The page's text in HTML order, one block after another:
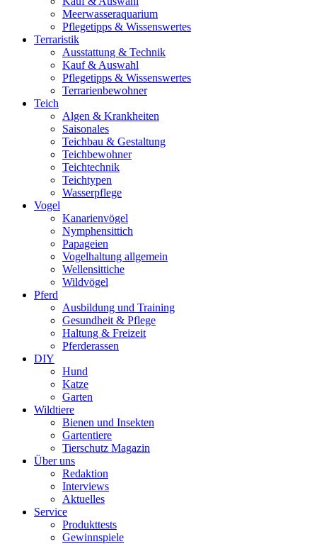
Meerwasseraquarium
Pflegetipps & Wissenswertes
Terraristik
Ausstattung & Technik
Kauf & Auswahl
Pflegetipps & Wissenswertes
Terrarienbewohner
Teich
Algen & Krankheiten
Saisonales
Teichbau & Gestaltung
Teichbewohner
Teichtechnik
Teichtypen
Wasserpflege
Vogel
Kanarienvögel
Nymphensittich
Papageien
Vogelhaltung allgemein
Wellensittiche
Wildvögel
Pferd
Ausbildung und Training
Gesundheit & Pflege
Haltung & Freizeit
Pferderassen
DIY
Hund
Katze
Garten
Wildtiere
Bienen und Insekten
Gartentiere
Tierschutz Magazin
Über uns
Redaktion
Interviews
Aktuelles
Service
Produkttests
Gewinnspiele